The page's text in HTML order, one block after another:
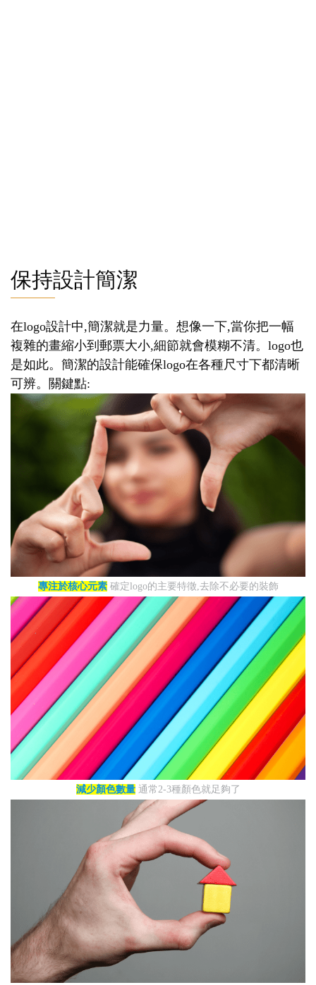
保持設計簡潔
在logo設計中,簡潔就是力量。想像一下,當你把一幅
複雜的畫縮小到郵票大小,細節就會模糊不清。logo也
是如此。簡潔的設計能確保logo在各種尺寸下都清晰
可辨。關鍵點:
專注於核心元素確定logo的主要特徵,去除不必要的裝飾
減少顏色數量通常2-3種顏色就足夠了